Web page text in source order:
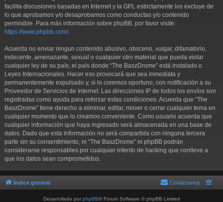
facilita discusiones basadas en Internet y la GPL estrictamente los excluye de
lo que aprobamos y/o desaprobamos como conductas y/o contenido
permisible. Para más información sobre phpBB, por favor visite:
https://www.phpbb.com/.
Acuerda no enviar ningun contenido abusivo, obsceno, vulgar, difamatorio,
indecente, amenazante, sexual o cualquier otro material que pueda violar
cualquier ley de su país, el país donde “The BaszDrome” está instalado o
Leyes Internacionales. Hacer eso provocará que sea inmediata y
permanentemente expulsado y, si lo creemos oportuno, con notificación a su
Proveedor de Servicios de Internet. Las direcciones IP de todos los envíos son
registradas como ayuda para reforzar estas condiciones. Acuerda que “The
BaszDrome” tiene derecho a eliminar, editar, mover o cerrar cualquier tema en
cualquier momento que lo creamos conveniente. Como usuario acuerda que
cualquier información que haya ingresado será almacenada en una base de
datos. Dado que esta información no será compartida con ninguna tercera
parte sin su consentimiento, ni “The BaszDrome” ni phpBB podrán
considerarse responsables por cualquier intento de hacking que conlleve a
que los datos sean comprometidos.
Índice general Contáctanos
Desarrollado por phpBB® Forum Software © phpBB Limited